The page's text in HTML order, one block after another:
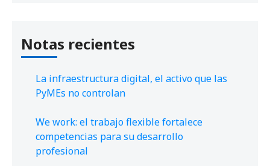
Notas recientes
La infraestructura digital, el activo que las
PyMEs no controlan
We work: el trabajo flexible fortalece
competencias para su desarrollo
profesional